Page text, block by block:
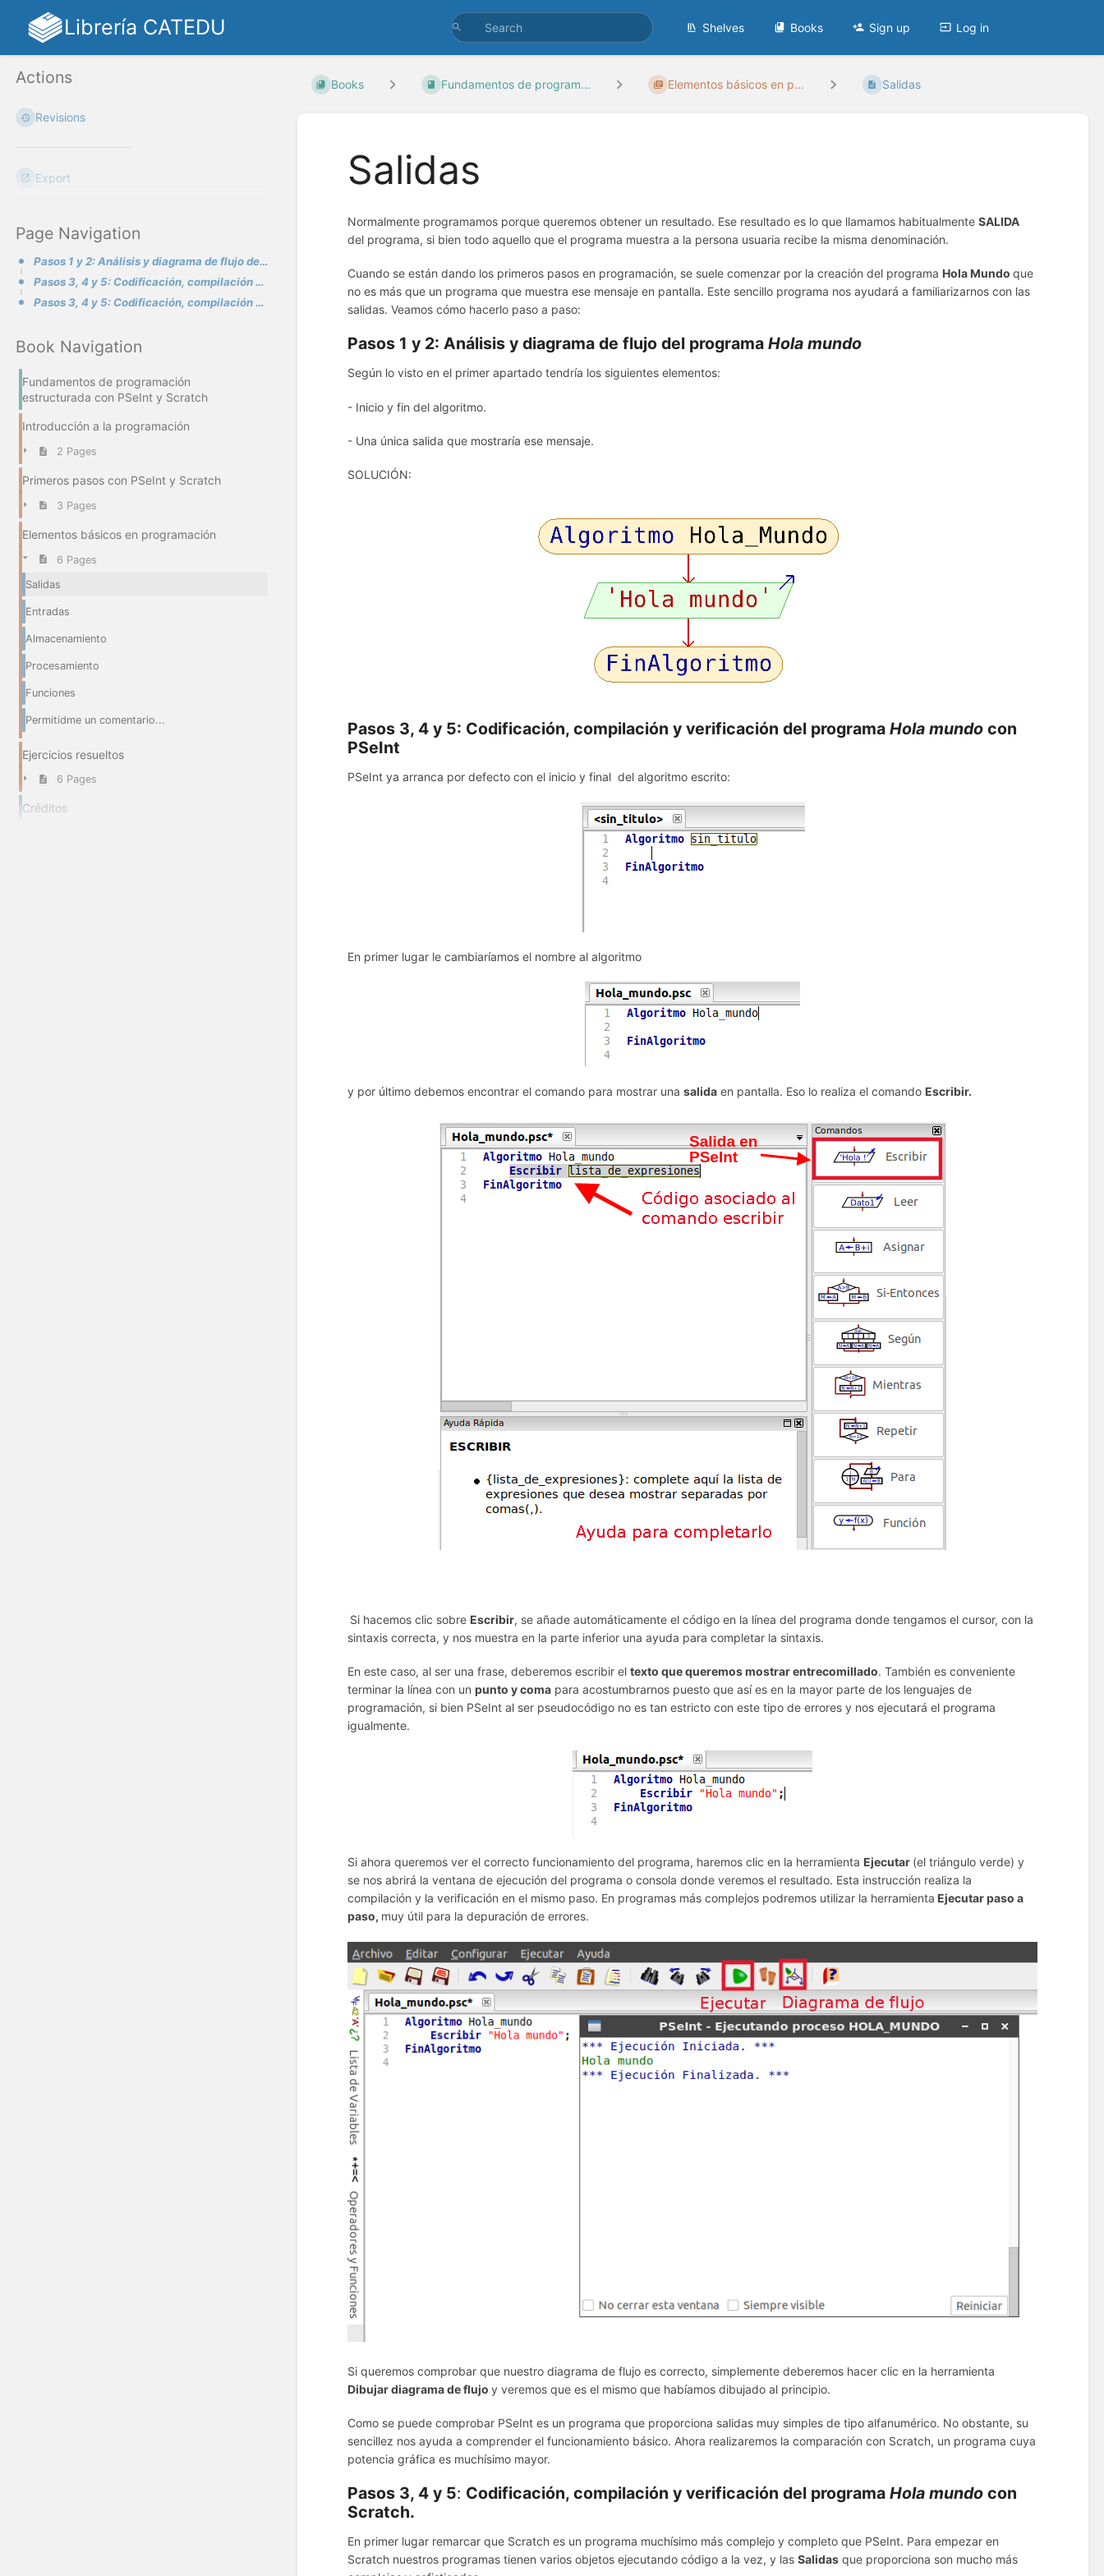
Librería CATEDU Shelves Books Sign up Log in
Actions
Revisions
Export
Page Navigation
Pasos 1 y 2: Análisis y diagrama de flujo del programa Hola mundo
Pasos 3, 4 y 5: Codificación, compilación y verificación del programa Hola mundo con PSeInt
Pasos 3, 4 y 5: Codificación, compilación y verificación del programa Hola mundo con Scratch.
Book Navigation
Fundamentos de programación
estructurada con PSeInt y Scratch
Introducción a la programación
2 Pages
Primeros pasos con PSeInt y Scratch
3 Pages
Elementos básicos en programación
6 Pages
Salidas
Entradas
Almacenamiento
Procesamiento
Funciones
Permitidme un comentario...
Ejercicios resueltos
6 Pages
Créditos
Books Fundamentos de program... Elementos básicos en p... Salidas
Salidas
Normalmente programamos porque queremos obtener un resultado. Ese resultado es lo que llamamos habitualmenteSALIDA
del programa, si bien todo aquello que el programa muestra a la persona usuaria recibe la misma denominación.
Cuando se están dando los primeros pasos en programación, se suele comenzar por la creación del programa Hola Mundoque
no es más que un programa que muestra ese mensaje en pantalla. Este sencillo programa nos ayudará a familiarizarnos con las
salidas. Veamos cómo hacerlo paso a paso:
Pasos 1 y 2: Análisis y diagrama de flujo del programaHola mundo
Según lo visto en el primer apartado tendría los siguientes elementos:
- Inicio y fin del algoritmo.
- Una única salida que mostraría ese mensaje.
SOLUCIÓN:
Pasos 3, 4 y 5: Codificación,compilación y verificacióndel programaHola mundo con
PSeInt
PSeInt ya arranca por defecto con el inicio y final del algoritmo escrito:
En primer lugar le cambiaríamos el nombre al algoritmo
y por último debemos encontrar el comando para mostrar unasalida en pantalla. Eso lo realiza el comando Escribir.
Si hacemos clic sobre Escribir, se añade automáticamente el código en la línea del programa donde tengamos el cursor, con la
sintaxis correcta, y nos muestra en la parte inferior una ayuda para completar la sintaxis.
En este caso, al ser una frase, deberemos escribir eltexto que queremos mostrar entrecomillado. También es conveniente
terminar la línea con unpunto y coma para acostumbrarnos puesto que así es en la mayor parte de los lenguajes de
programación, si bien PSeInt al ser pseudocódigo no es tan estricto con este tipo de errores y nos ejecutará el programa
igualmente.
Si ahora queremos ver el correcto funcionamiento del programa, haremos clic en la herramienta Ejecutar (el triángulo verde) y
se nos abrirá la ventana de ejecución del programa o consola donde veremos el resultado. Esta instrucción realiza la
compilación y la verificación en el mismo paso. En programas más complejos podremos utilizar la herramienta Ejecutar paso a
paso, muy útil para la depuración de errores.
Si queremos comprobar que nuestro diagrama de flujo es correcto, simplemente deberemos hacer clic en la herramienta
Dibujar diagrama de flujoy veremos que es el mismo que habíamos dibujado al principio.
Como se puede comprobar PSeInt es un programa que proporciona salidas muy simples de tipo alfanumérico. No obstante, su
sencillez nos ayuda a comprender el funcionamiento básico. Ahora realizaremos la comparación con Scratch, un programa cuya
potencia gráfica es muchísimo mayor.
Pasos 3, 4 y 5: Codificación,compilación y verificacióndel programaHola mundo con
Scratch.
En primer lugar remarcar que Scratch es un programa muchísimo más complejo y completo que PSeInt. Para empezar en
Scratch nuestros programas tienen varios objetos ejecutando código a la vez, y lasSalidas que proporciona son mucho más